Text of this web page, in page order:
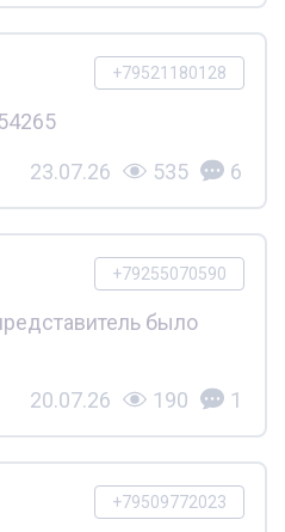
+79521180128
23.07.26 535 6
+79255070590
было
20.07.26 190 1
+79509772023